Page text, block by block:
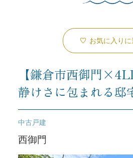
お気に入りに
【鎌倉市西御門
静けさに包まれる邸
中古戸建
西御門